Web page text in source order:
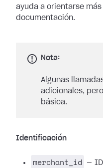
ayuda a orientarse
documentación.
Nota:
Algunas
adicionales,
básica.
Identificación
merchant_id —